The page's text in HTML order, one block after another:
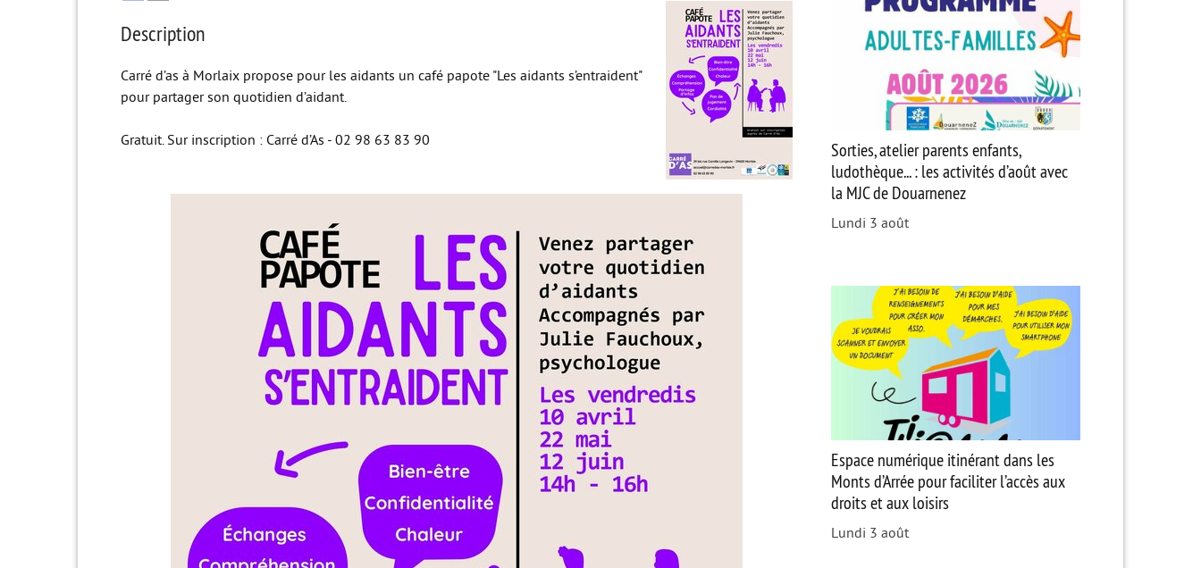
Description
Carré d’as à Morlaix propose pour les aidants un café papote "Les aidants s’entraident"
pour partager son quotidien d’aidant.
Gratuit. Sur inscription : Carré d’As - 02 98 63 83 90
Sorties, atelier parents enfants,
ludothèque... : les activités d’août avec
la MJC de Douarnenez
Lundi 3 août
Espace numérique itinérant dans les
Monts d’Arrée pour faciliter l’accès aux
droits et aux loisirs
Lundi 3 août